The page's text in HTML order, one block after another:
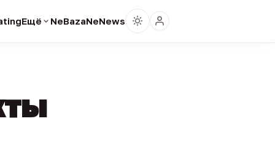
Ещё NeBazaNeNews